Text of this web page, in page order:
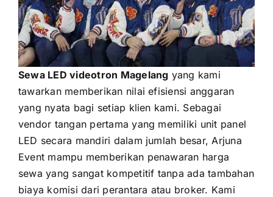
Sewa LED videotron Magelang yang kami
tawarkan memberikan nilai efisiensi anggaran
yang nyata bagi setiap klien kami. Sebagai
vendor tangan pertama yang memiliki unit panel
LED secara mandiri dalam jumlah besar, Arjuna
Event mampu memberikan penawaran harga
sewa yang sangat kompetitif tanpa ada tambahan
biaya komisi dari perantara atau broker. Kami